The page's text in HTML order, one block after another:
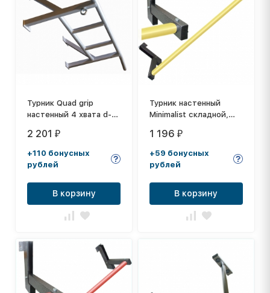
Турник Quad grip
настенный 4 хвата d-
2 201₽
+110 бонусных
рублей
В корзину
Турник настенный
Minimalist складной,
антискользящее
покрытие Желтое
1 196₽
+59 бонусных
рублей
В корзину